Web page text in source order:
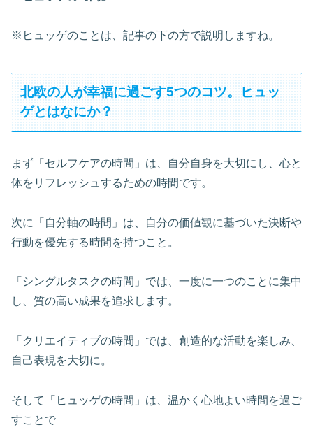
※ヒュッゲのことは、記事の下の方で説明しますね。
北欧の人が幸福に過ごす5つのコツ。ヒュッ
ゲとはなにか？
まず「セルフケアの時間」は、自分自身を大切にし、心と
体をリフレッシュするための時間です。
次に「自分軸の時間」は、自分の価値観に基づいた決断や
行動を優先する時間を持つこと。
「シングルタスクの時間」では、一度に一つのことに集中
し、質の高い成果を追求します。
「クリエイティブの時間」では、創造的な活動を楽しみ、
自己表現を大切に。
そして「ヒュッゲの時間」は、温かく心地よい時間を過ご
すことで